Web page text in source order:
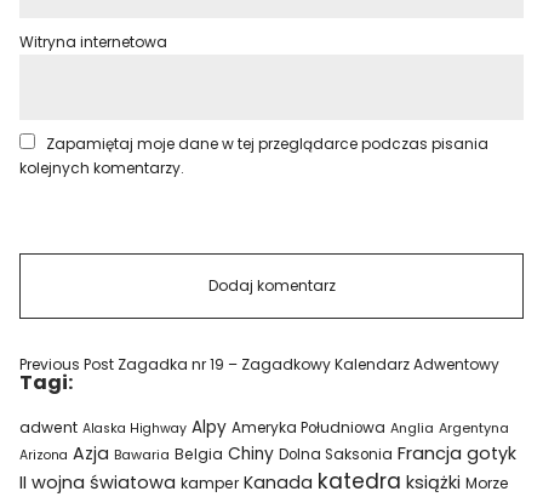
Witryna internetowa
Zapamiętaj moje dane w tej przeglądarce podczas pisania
kolejnych komentarzy.
Previous Post Zagadka nr 19 – Zagadkowy Kalendarz Adwentowy
Tagi:
adwent Alaska Highway Alpy Ameryka Południowa Anglia Argentyna
Arizona Azja Bawaria Belgia Chiny Dolna Saksonia Francja gotyk
II wojna światowa kamper Kanada katedra książki Morze